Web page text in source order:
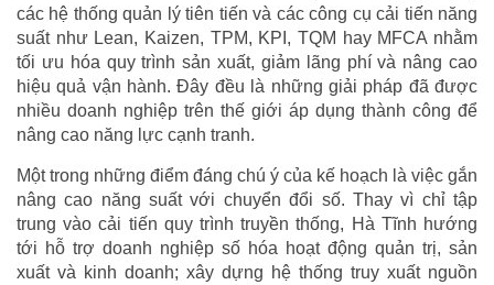
các hệ thống quản lý tiên tiến và các công cụ cải tiến năng
suất như Lean, Kaizen, TPM, KPI, TQM hay MFCA nhằm
tối ưu hóa quy trình sản xuất, giảm lãng phí và nâng cao
hiệu quả vận hành. Đây đều là những giải pháp đã được
nhiều doanh nghiệp trên thế giới áp dụng thành công để
nâng cao năng lực cạnh tranh.
Một trong những điểm đáng chú ý của kế hoạch là việc gắn
nâng cao năng suất với chuyển đổi số. Thay vì chỉ tập
trung vào cải tiến quy trình truyền thống, Hà Tĩnh hướng
tới hỗ trợ doanh nghiệp số hóa hoạt động quản trị, sản
xuất và kinh doanh; xây dựng hệ thống truy xuất nguồn